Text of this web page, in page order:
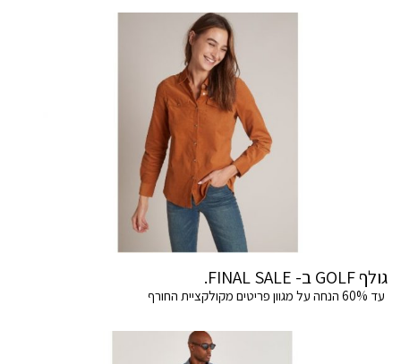
גולף GOLF ב- FINAL SALE.
עד 60% הנחה על מגוון פריטים מקולקציית החורף